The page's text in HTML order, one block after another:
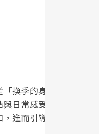
出發，
建立對
善行